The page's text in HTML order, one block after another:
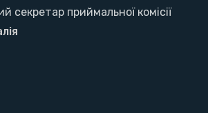
секретар приймальної комісії